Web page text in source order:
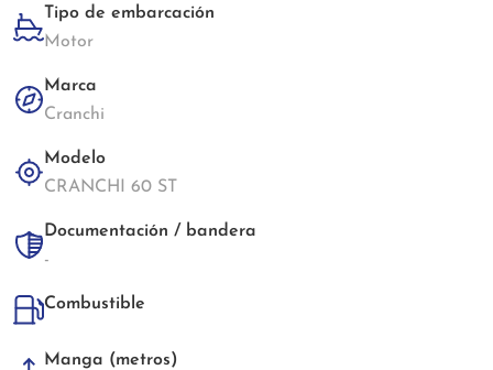
Tipo de embarcación
Motor
Marca
Cranchi
Modelo
CRANCHI 60 ST
Documentación / bandera
-
Combustible
Manga (metros)